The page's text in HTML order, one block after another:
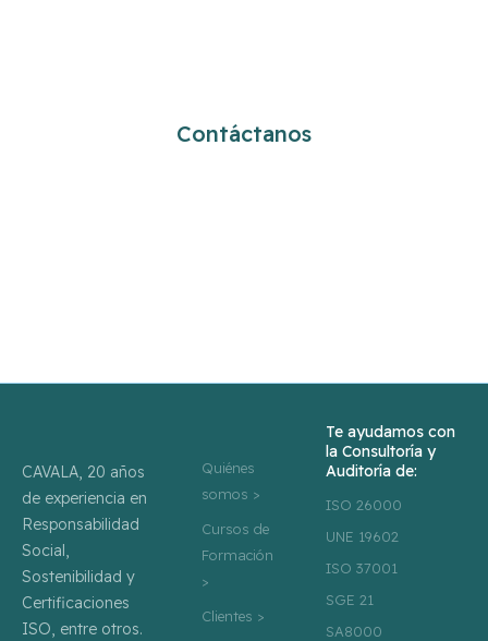
Contáctanos
CAVALA, 20 años
de experiencia en
Responsabilidad
Social,
Sostenibilidad y
Certificaciones
ISO, entre otros.
Quiénes
somos >
Cursos de
Formación
>
Clientes >
Te ayudamos con
la Consultoría y
Auditoría de:
ISO 26000
UNE 19602
ISO 37001
SGE 21
SA8000